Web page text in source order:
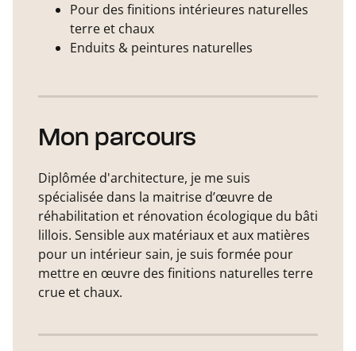
Pour des finitions intérieures naturelles
terre et chaux
Enduits & peintures naturelles
Mon parcours
Diplômée d'architecture, je me suis
spécialisée dans la maitrise d’œuvre de
réhabilitation et rénovation écologique du bâti
lillois. Sensible aux matériaux et aux matières
pour un intérieur sain, je suis formée pour
mettre en œuvre des finitions naturelles terre
crue et chaux.